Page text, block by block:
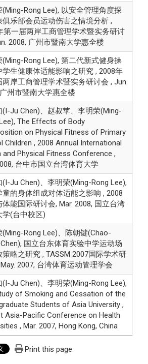
(Ming-Rong Lee), 以安全管理角度探
俱乐部会员运动伤害之情境分析 ,
第一届两岸工商管理学术暨实务研讨
2008, 广州市暨南大学惠全楼
(Ming-Rong Lee), 第二代新式健身操
学生健康体适能影响之研究 , 2008年
两岸工商管理学术暨实务研讨会 , Jun.
州市暨南大学惠全楼
(I-Ju Chen)、赵叔苹、李明荣(Ming-
The Effects of Body
on Physical Fitness of Primary
Children , 2008 Annual International
and Physical Fitness Conference ,
台中市国立台湾体育大学
(I-Ju Chen)、李明荣(Ming-Rong Lee),
童的身体组成对体适能之影响 , 2008
体能国际研讨会, Mar. 2008, 国立台湾
学(台中校区)
(Ming-Rong Lee)、陈朝键(Chao-
国立台东体育实验中学运动场
策略之研究 , TASSM 2007国际学术研
2007, 台湾体育运动管理学会
(I-Ju Chen)、李明荣(Ming-Rong Lee),
of Smoking and Cessation of the
Students of Asia University ,
Asia-Pacific Conference on Health
, Mar. 2007, Hong Kong, China
Print this page